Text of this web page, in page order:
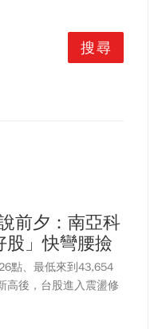
前夕：南亞科
」快彎腰撿
點、最低來到43,654
高後，台股進入震盪修
深？」這波修正究竟只